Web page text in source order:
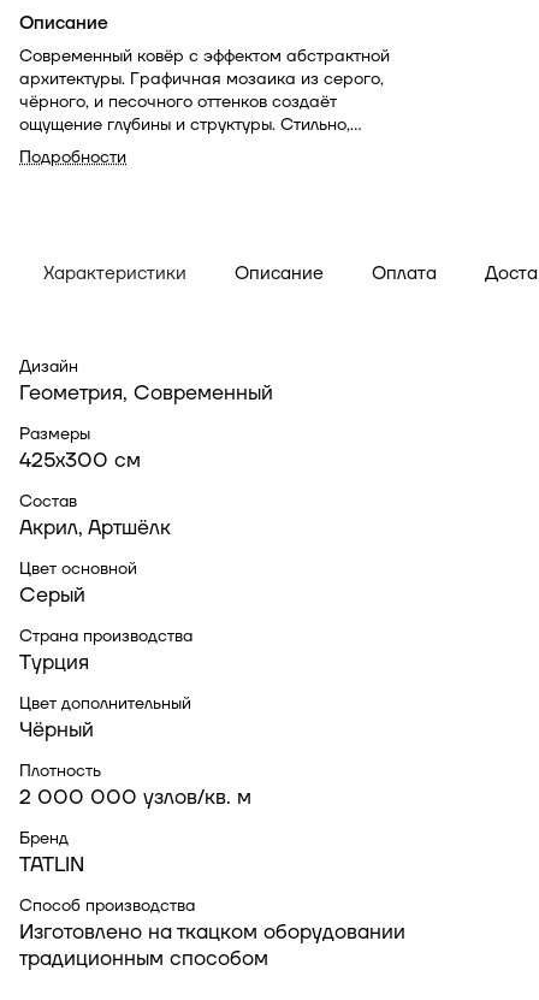
Описание
Современный ковёр с эффектом абстрактной
архитектуры. Графичная мозаика из серого,
чёрного, и песочного оттенков создаёт
ощущение глубины и структуры. Стильно,
выразительно, с характером — такой акцент
будет уместным в интерьере в стилях лофт,
Подробности
Характеристики Описание Оплата
Дизайн
Геометрия, Современный
Размеры
425x300 см
Состав
Акрил, Артшёлк
Цвет основной
Серый
Страна производства
Турция
Цвет дополнительный
Чёрный
Плотность
2 000 000 узлов/кв. м
Бренд
TATLIN
Способ производства
Изготовлено на ткацком оборудовании
традиционным способом